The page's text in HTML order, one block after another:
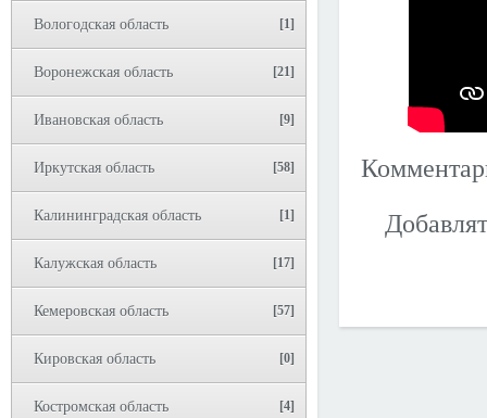
Вологодская область [1]
Воронежская область [21]
Ивановская область [9]
Иркутская область [58]
Калининградская область [1]
Калужская область [17]
Кемеровская область [57]
Кировская область [0]
Костромская область [4]